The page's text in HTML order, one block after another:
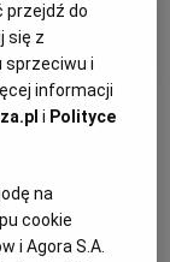
przejdź do
się z
sprzeciwu i
informacji
i Polityce
na
cookie
i Agora S.A.